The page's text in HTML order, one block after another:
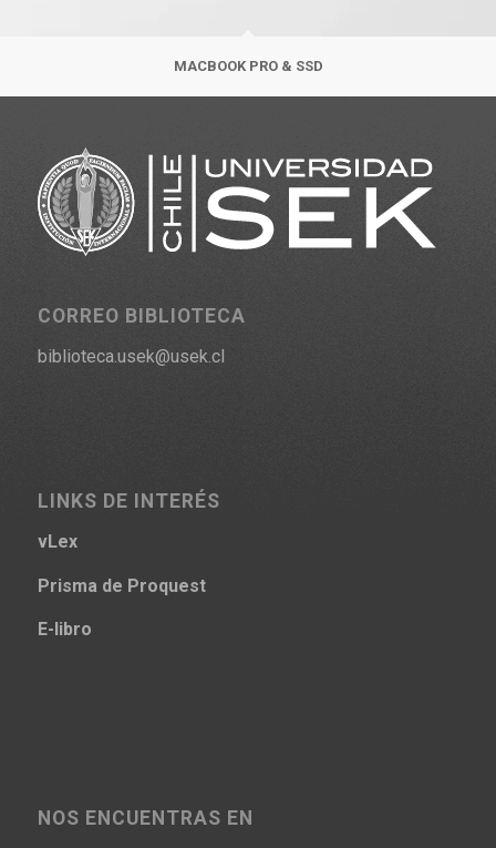
MACBOOK PRO & SSD
CORREO BIBLIOTECA
biblioteca.usek@usek.cl
LINKS DE INTERÉS
vLex
Prisma de Proquest
E-libro
NOS ENCUENTRAS EN